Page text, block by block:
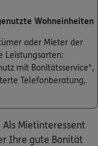
Wohneinheiten
oder Mieter der
Leistungsarten:
mit Bonitätsservice*,
Telefonberatung,
Mietinteressent
Ihre gute Bonität